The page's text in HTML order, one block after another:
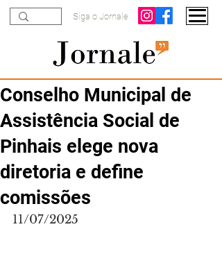
Siga o Jornale
Conselho Municipal de
Assistência Social de
Pinhais elege nova
diretoria e define
comissões
11/07/2025